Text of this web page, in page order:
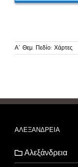
Α΄ Θεμ. Πεδίο: Χάρτες
ΑΛΕΞΑΝΔΡΕΙΑ
Αλεξάνδρεια